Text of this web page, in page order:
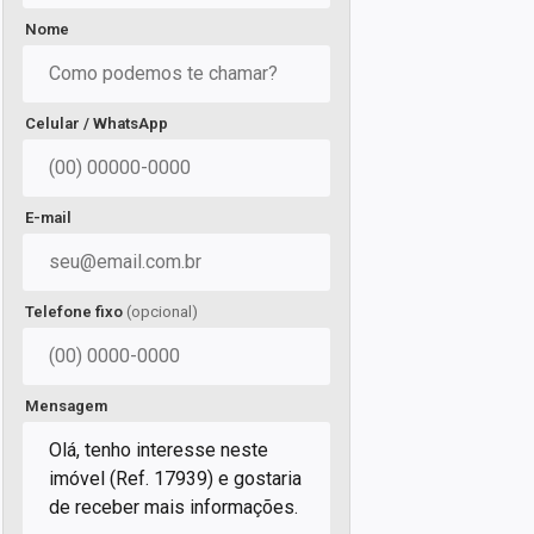
Nome
Celular / WhatsApp
E-mail
Telefone fixo (opcional)
Mensagem